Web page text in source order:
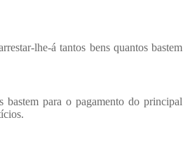
lhe-á tantos bens quantos bastem
bastem para o pagamento do principal